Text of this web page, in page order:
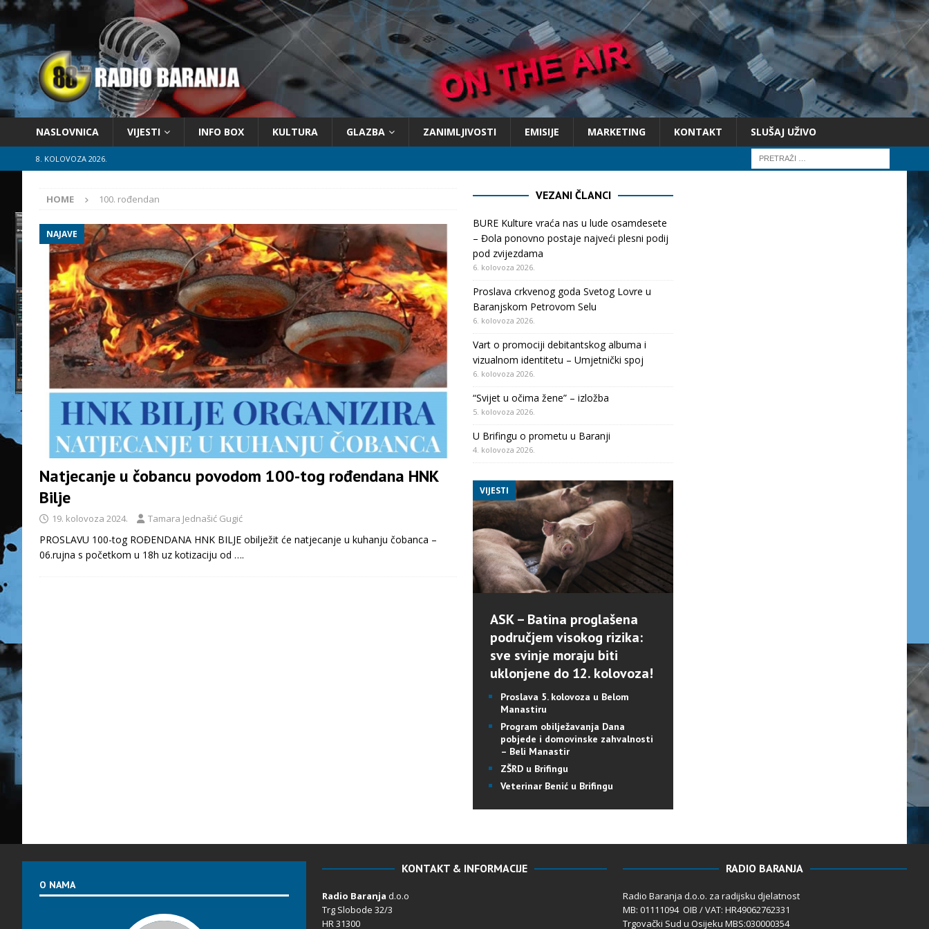
NASLOVNICA VIJESTI INFO BOX KULTURA GLAZBA ZANIMLJIVOSTI EMISIJE MARKETING KONTAKT SLUŠAJ UŽIVO
8. KOLOVOZA 2026.
HOME 100. rođendan
NAJAVE
Natjecanje u čobancu povodom 100-tog rođendana HNK
Bilje
19. kolovoza 2024. Tamara Jednašić Gugić
PROSLAVU 100-tog ROĐENDANA HNK BILJE obilježit će natjecanje u kuhanju čobanca –
06.rujna s početkom u 18h uz kotizaciju od ….
VEZANI ČLANCI
BURE Kulture vraća nas u lude osamdesete
– Đola ponovno postaje najveći plesni podij
pod zvijezdama
6. kolovoza 2026.
Proslava crkvenog goda Svetog Lovre u
Baranjskom Petrovom Selu
6. kolovoza 2026.
Vart o promociji debitantskog albuma i
vizualnom identitetu – Umjetnički spoj
6. kolovoza 2026.
“Svijet u očima žene” – izložba
5. kolovoza 2026.
U Brifingu o prometu u Baranji
4. kolovoza 2026.
VIJESTI
ASK – Batina proglašena
područjem visokog rizika:
sve svinje moraju biti
uklonjene do 12. kolovoza!
Proslava 5. kolovoza u Belom
Manastiru
Program obilježavanja Dana
pobjede i domovinske zahvalnosti
– Beli Manastir
ZŠRD u Brifingu
Veterinar Benić u Brifingu
O NAMA
KONTAKT & INFORMACIJE
Radio Baranja d.o.o
Trg Slobode 32/3
HR 31300
RADIO BARANJA
Radio Baranja d.o.o. za radijsku djelatnost
MB: 01111094 OIB / VAT: HR49062762331
Trgovački Sud u Osijeku MBS:030000354